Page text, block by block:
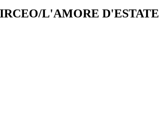
L'AMORE D'ESTATE